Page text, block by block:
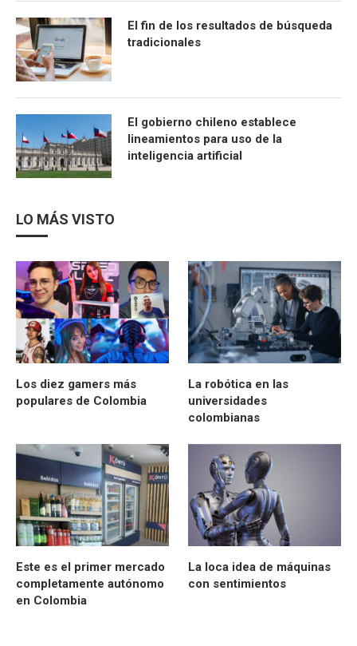
El fin de los resultados de búsqueda
tradicionales
El gobierno chileno establece
lineamientos para uso de la
inteligencia artificial
LO MÁS VISTO
Los diez gamers más
populares de Colombia
La robótica en las
universidades
colombianas
Este es el primer mercado
completamente autónomo
en Colombia
La loca idea de máquinas
con sentimientos